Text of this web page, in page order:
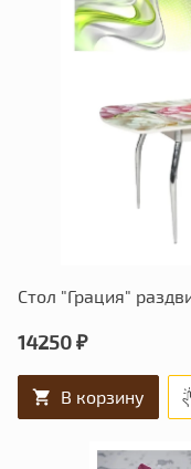
Стол "Грация"
14250 ₽
В корзину